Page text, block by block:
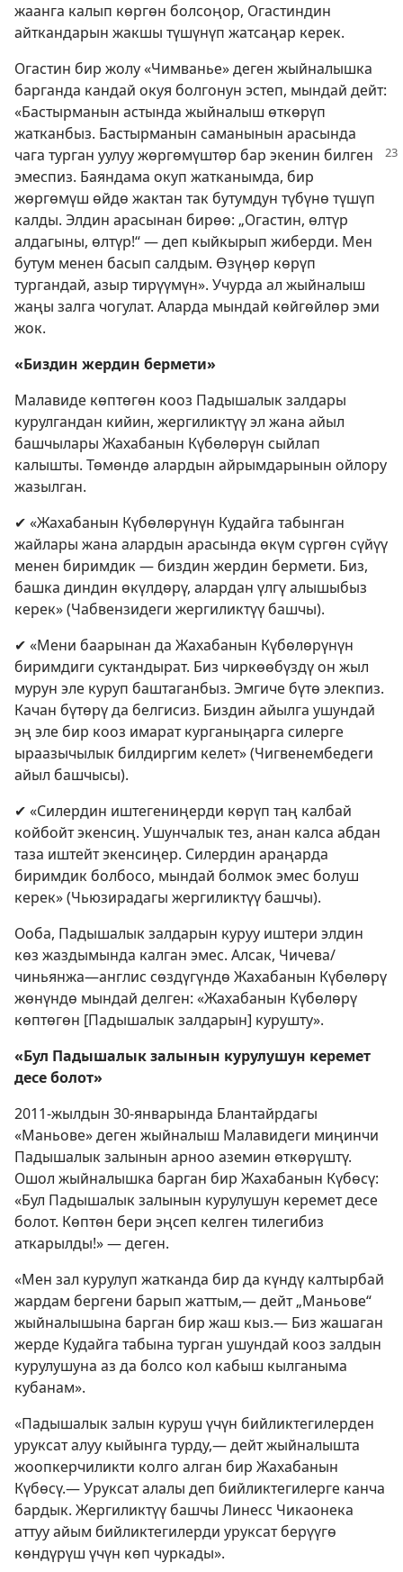
жаанга калып көргөн болсоңор, Огастиндин
айткандарын жакшы түшүнүп жатсаңар керек.
Огастин бир жолу «Чимванье» деген жыйналышка
барганда кандай окуя болгонун эстеп, мындай дейт:
«Бастырманын астында жыйналыш өткөрүп
жатканбыз. Бастырманын саманынын арасында
чага турган уулуу жөргөмүштөр бар экенин билген
эмеспиз. Баяндама окуп жатканымда, бир
жөргөмүш өйдө жактан так бутумдун түбүнө түшүп
калды. Элдин арасынан бирөө: „Огастин, өлтүр
алдагыны, өлтүр!“ — деп кыйкырып жиберди. Мен
бутум менен басып салдым. Өзүңөр көрүп
тургандай, азыр тирүүмүн». Учурда ал жыйналыш
жаңы залга чогулат. Аларда мындай көйгөйлөр эми
жок.
«Биздин жердин бермети»
Малавиде көптөгөн кооз Падышалык залдары
курулгандан кийин, жергиликтүү эл жана айыл
башчылары Жахабанын Күбөлөрүн сыйлап
калышты. Төмөндө алардын айрымдарынын ойлору
жазылган.
✔ «Жахабанын Күбөлөрүнүн Кудайга табынган
жайлары жана алардын арасында өкүм сүргөн сүйүү
менен биримдик — биздин жердин бермети. Биз,
башка диндин өкүлдөрү, алардан үлгү алышыбыз
керек» (Чабвензидеги жергиликтүү башчы).
✔ «Мени баарынан да Жахабанын Күбөлөрүнүн
биримдиги суктандырат. Биз чиркөөбүздү он жыл
мурун эле куруп баштаганбыз. Эмгиче бүтө элекпиз.
Качан бүтөрү да белгисиз. Биздин айылга ушундай
эң эле бир кооз имарат курганыңарга силерге
ыраазычылык билдиргим келет» (Чигвенембедеги
айыл башчысы).
✔ «Силердин иштегениңерди көрүп таң калбай
койбойт экенсиң. Ушунчалык тез, анан калса абдан
таза иштейт экенсиңер. Силердин араңарда
биримдик болбосо, мындай болмок эмес болуш
керек» (Чьюзирадагы жергиликтүү башчы).
Ооба, Падышалык залдарын куруу иштери элдин
көз жаздымында калган эмес. Алсак, Чичева/
чиньянжа—англис сөздүгүндө Жахабанын Күбөлөрү
жөнүндө мындай делген: «Жахабанын Күбөлөрү
көптөгөн [Падышалык залдарын] курушту».
«Бул Падышалык залынын курулушун керемет
десе болот»
2011-жылдын 30-январында Блантайрдагы
«Маньове» деген жыйналыш Малавидеги миңинчи
Падышалык залынын арноо аземин өткөрүштү.
Ошол жыйналышка барган бир Жахабанын Күбөсү:
«Бул Падышалык залынын курулушун керемет десе
болот. Көптөн бери эңсеп келген тилегибиз
аткарылды!» — деген.
«Мен зал курулуп жатканда бир да күндү калтырбай
жардам бергени барып жаттым,— дейт „Маньове“
жыйналышына барган бир жаш кыз.— Биз жашаган
жерде Кудайга табына турган ушундай кооз залдын
курулушуна аз да болсо кол кабыш кылганыма
кубанам».
«Падышалык залын куруш үчүн бийликтегилерден
уруксат алуу кыйынга турду,— дейт жыйналышта
жоопкерчиликти колго алган бир Жахабанын
Күбөсү.— Уруксат алалы деп бийликтегилерге канча
бардык. Жергиликтүү башчы Линесс Чикаонека
аттуу айым бийликтегилерди уруксат берүүгө
көндүрүш үчүн көп чуркады».